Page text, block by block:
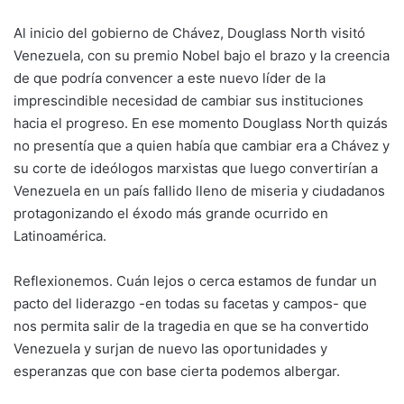
Al inicio del gobierno de Chávez, Douglass North visitó
Venezuela, con su premio Nobel bajo el brazo y la creencia
de que podría convencer a este nuevo líder de la
imprescindible necesidad de cambiar sus instituciones
hacia el progreso. En ese momento Douglass North quizás
no presentía que a quien había que cambiar era a Chávez y
su corte de ideólogos marxistas que luego convertirían a
Venezuela en un país fallido lleno de miseria y ciudadanos
protagonizando el éxodo más grande ocurrido en
Latinoamérica.
Reflexionemos. Cuán lejos o cerca estamos de fundar un
pacto del liderazgo -en todas su facetas y campos- que
nos permita salir de la tragedia en que se ha convertido
Venezuela y surjan de nuevo las oportunidades y
esperanzas que con base cierta podemos albergar.